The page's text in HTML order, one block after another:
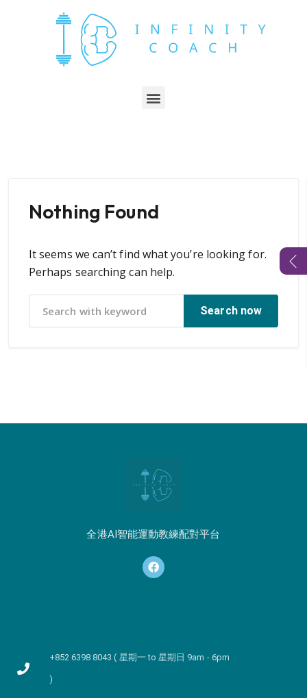
Nothing Found
It seems we can’t find what you’re looking for.
Perhaps searching can help.
Search now
全港AI智能運動教練配對平台
+852 6398 8043 ( 星期一 to 星期日 9am - 6pm
)